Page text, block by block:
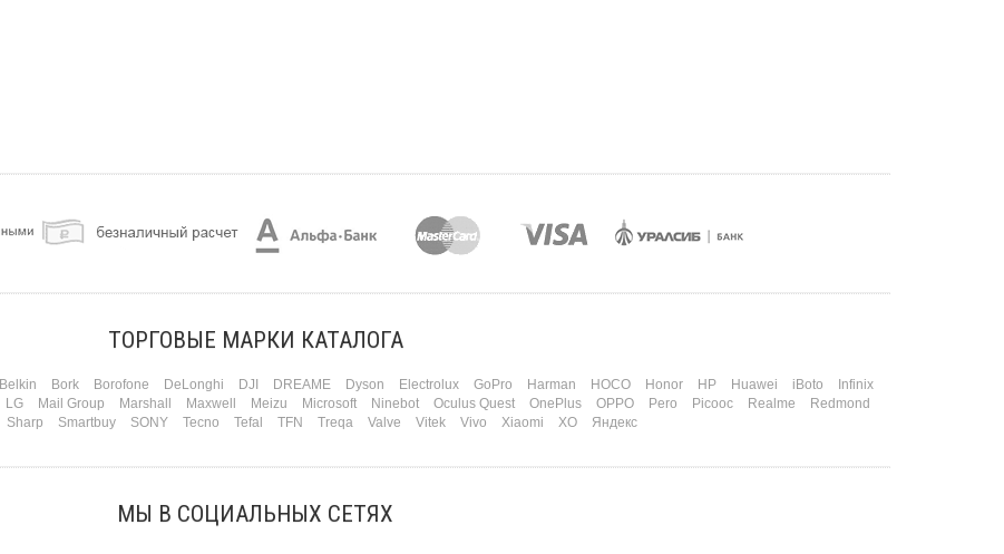
ТОРГОВЫЕ МАРКИ КАТАЛОГА
Belkin Bork Borofone DeLonghi DJI DREAME Dyson Electrolux GoPro Harman HOCO Honor HP Huawei iBoto
Infinix
LG Mail Group Marshall Maxwell Meizu Microsoft Ninebot Oculus Quest OnePlus OPPO Pero Picooc Realme
Redmond
Sharp Smartbuy SONY Tecno Tefal TFN Treqa Valve Vitek Vivo Xiaomi XO Яндекс
МЫ В СОЦИАЛЬНЫХ СЕТЯХ